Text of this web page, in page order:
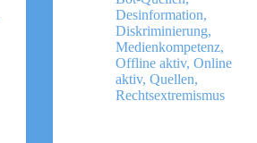
Antisemintismus
engagieren
kannst
Desinformation,
Diskriminierung,
Medienkompetenz,
Offline aktiv,Online
aktiv,Quellen,
Rechtsextremismus